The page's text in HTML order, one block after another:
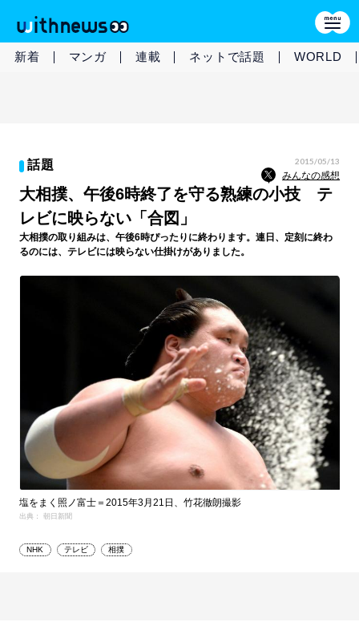
新着 マンガ 連載 ネットで話題 WORLD
話題 2015/05/13
みんなの感想
大相撲、午後6時終了を守る熟練の小技 テ
レビに映らない「合図」
大相撲の取り組みは、午後6時ぴったりに終わります。連日、定刻に終わ
るのには、テレビには映らない仕掛けがありました。
塩をまく照ノ富士＝2015年3月21日、竹花徹朗撮影
出典： 朝日新聞
NHK テレビ 相撲